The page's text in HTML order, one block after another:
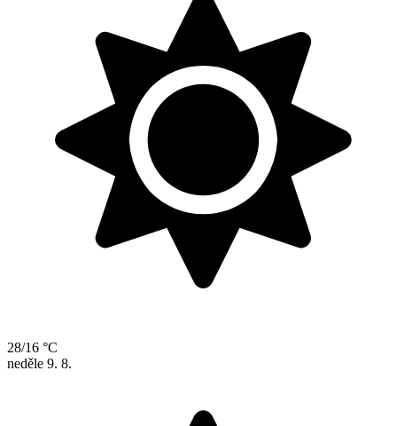
28/16 °C
neděle 9. 8.